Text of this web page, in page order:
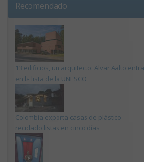
Recomendado
13 edificios, un arquitecto: Alvar Aalto entra
en la lista de la UNESCO
Colombia exporta casas de plástico
reciclado listas en cinco días